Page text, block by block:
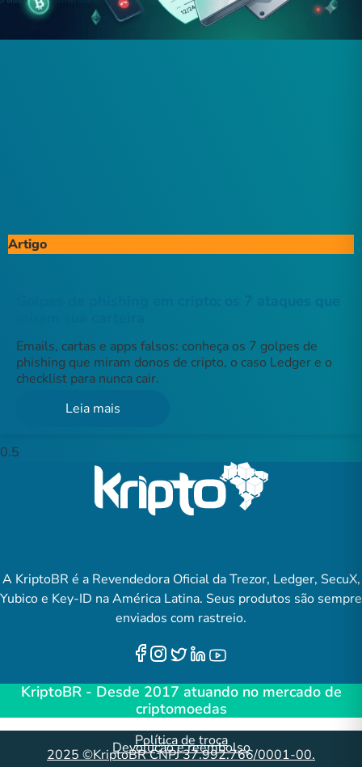
Artigo
Emails, cartas e apps falsos: conheça os 7 golpes de
phishing que miram donos de cripto, o caso Ledger e o
checklist para nunca cair.
Leia mais
A KriptoBR é a Revendedora Oficial da Trezor, Ledger, SecuX,
Yubico e Key-ID na América Latina. Seus produtos são sempre
enviados com rastreio.
KriptoBR - Desde 2017 atuando no mercado de
criptomoedas
Política de troca
Devolução e reembolso
2025 ©KriptoBR CNPJ 37.992.766/0001-00.